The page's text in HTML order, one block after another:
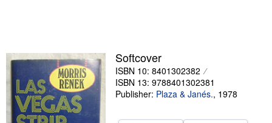
Textbooks
Sellers
Start Selling
Softcover
ISBN 10: 8401302382
ISBN 13: 9788401302381
Publisher: Plaza & Janés., 1978